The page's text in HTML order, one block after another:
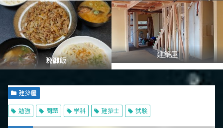
晩御飯
建築屋
建築屋
勉強 問題 学科 建築士 試験